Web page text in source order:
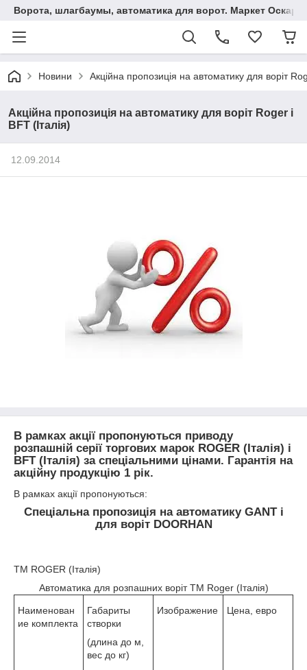
Ворота, шлагбаумы, автоматика для ворот. Маркет Оскар.
Новини Акційна пропозиція на автоматику для воріт
Акційна пропозиція на автоматику для воріт Roger і
BFT (Італія)
12.09.2014
В рамках акції пропонуються приводу
розпашній серії торгових марок ROGER (Італія) і
BFT (Італія) за спеціальними цінами. Гарантія на
акційну продукцію 1 рік.
В рамках акції пропонуються:
Спеціальна пропозиція на автоматику GANT і
для воріт DOORHAN
TM ROGER (Італія)
Автоматика для розпашних воріт TM Roger (Італія)
Наименован
ие комплекта
Габариты
створки
(длина до м,
вес до кг)
Изображение Цена, евро